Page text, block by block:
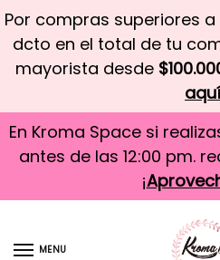
Por compras superiores a
dcto en el total de tu
mayorista desde
aquí
En Kroma Space si
antes de las 12:00 pm.
¡
MENU